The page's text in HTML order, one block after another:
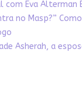
com Eva Alterman
no Masp?”
Asherah, a